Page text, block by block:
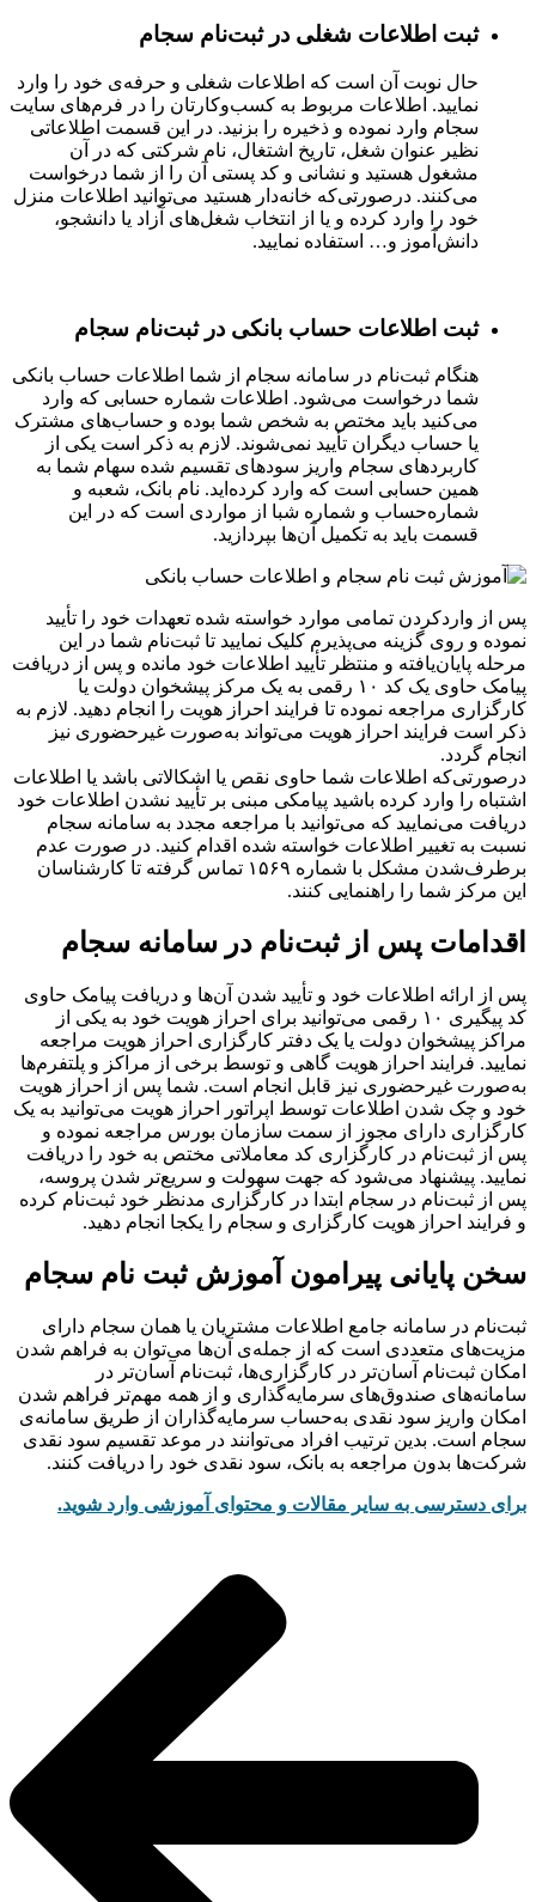
ثبت اطلاعات شغلی در ثبت‌نام سجام
حال نوبت آن است که اطلاعات شغلی و حرفه‌‌‌‌‌‌‌‌‌‌‌‌‌‌‌‌‌‌‌‌‌‌‌‌‌‌‌‌‌‌‌‌‌‌‌‌‌‌‌‌‌‌ی خود را وارد
نمایید. اطلاعات مربوط به کسب‌وکارتان را در فرم‌های سایت
سجام وارد نموده و ذخیره را بزنید. در این قسمت اطلاعاتی
نظیر عنوان شغل، تاریخ اشتغال، نام شرکتی که در آن
مشغول هستید و نشانی و کد پستی آن را از شما درخواست
می‌کنند. درصورتی‌که خانه‌دار هستید می‌توانید اطلاعات منزل
خود را وارد کرده و یا از انتخاب شغل‌های آزاد یا دانشجو،
دانش‌‌‌‌‌‌‌‌‌‌‌‌‌‌‌‌‌‌‌‌‌‌‌‌‌‌‌‌‌‌‌‌‌‌‌‌‌‌‌‌‌‌آموز و… استفاده نمایید.
ثبت اطلاعات حساب بانکی در ثبت‌نام سجام
هنگام ثبت‌نام در سامانه سجام از شما اطلاعات حساب بانکی
شما درخواست می‌شود. اطلاعات شماره حسابی که وارد
می‌کنید باید مختص به شخص شما بوده و حساب‌های مشترک
یا حساب دیگران تأیید نمی‌‌‌‌‌‌‌‌‌‌‌‌‌‌‌‌‌‌‌‌‌‌‌‌‌‌‌‌‌‌‌‌‌‌‌‌‌‌‌‌‌‌شوند. لازم به ذکر است یکی از
کاربردهای سجام واریز سودهای تقسیم شده سهام شما به
همین حسابی است که وارد کرده‌اید. نام بانک، شعبه و
شماره‌حساب و شماره شبا از مواردی است که در این
قسمت باید به تکمیل آن‌ها بپردازید.
پس از واردکردن تمامی موارد خواسته شده تعهدات خود را تأیید
نموده و روی گزینه می‌پذیرم کلیک نمایید تا ثبت‌نام شما در این
مرحله پایان‌یافته و منتظر تأیید اطلاعات خود مانده و پس از دریافت
پیامک حاوی یک کد ۱۰ رقمی به یک مرکز پیشخوان دولت یا
کارگزاری مراجعه نموده تا فرایند احراز هویت را انجام دهید. لازم به
ذکر است فرایند احراز هویت می‌تواند به‌صورت غیرحضوری نیز
انجام گردد.
درصورتی‌که اطلاعات شما حاوی نقص یا اشکالاتی باشد یا اطلاعات
اشتباه را وارد کرده باشید پیامکی مبنی بر تأیید نشدن اطلاعات خود
دریافت می‌نمایید که می‌توانید با مراجعه مجدد به سامانه سجام
نسبت به تغییر اطلاعات خواسته شده اقدام کنید. در صورت عدم
برطرف‌شدن مشکل با شماره ۱۵۶۹ تماس گرفته تا کارشناسان
این مرکز شما را راهنمایی کنند.
اقدامات پس از ثبت‌نام در سامانه سجام
پس از ارائه اطلاعات خود و تأیید شدن آن‌ها و دریافت پیامک حاوی
کد پیگیری ۱۰ رقمی می‌‌‌‌‌‌‌‌‌‌‌‌‌‌‌‌‌‌‌‌‌‌‌‌‌‌‌‌‌‌‌‌‌‌‌‌‌‌‌‌‌‌توانید برای احراز هویت خود به یکی از
مراکز پیشخوان دولت یا یک دفتر کارگزاری احراز هویت مراجعه
نمایید. فرایند احراز هویت گاهی و توسط برخی از مراکز و پلتفرم‌‌‌‌‌‌‌‌‌‌‌‌‌‌‌‌‌‌‌‌‌‌‌‌‌‌‌‌‌‌‌‌‌‌‌‌‌‌‌‌‌‌ها
به‌صورت غیرحضوری نیز قابل انجام است. شما پس از احراز هویت
خود و چک شدن اطلاعات توسط اپراتور احراز هویت می‌توانید به یک
کارگزاری دارای مجوز از سمت سازمان بورس مراجعه نموده و
پس از ثبت‌نام در کارگزاری کد معاملاتی مختص به خود را دریافت
نمایید. پیشنهاد می‌شود که جهت سهولت و سریع‌تر شدن پروسه،
پس از ثبت‌نام در سجام ابتدا در کارگزاری مدنظر خود ثبت‌نام کرده
و فرایند احراز هویت کارگزاری و سجام را یکجا انجام دهید.
سخن پایانی پیرامون آموزش ثبت نام سجام
ثبت‌نام در سامانه جامع اطلاعات مشتریان یا همان سجام دارای
مزیت‌‌‌‌‌‌‌‌‌‌‌‌‌‌‌‌‌‌‌‌‌‌‌‌‌‌‌‌‌‌‌‌‌‌‌‌‌‌‌‌‌‌های متعددی است که از جمله‌‌‌‌‌‌‌‌‌‌‌‌‌‌‌‌‌‌‌‌‌‌‌‌‌‌‌‌‌‌‌‌‌‌‌‌‌‌‌‌‌‌ی آن‌‌‌‌‌‌‌‌‌‌‌‌‌‌‌‌‌‌‌‌‌‌‌‌‌‌‌‌‌‌‌‌‌‌‌‌‌‌‌‌‌‌ها می‌‌‌‌‌‌‌‌‌‌‌‌‌‌‌‌‌‌‌‌‌‌‌‌‌‌‌‌‌‌‌‌‌‌‌‌‌‌‌‌‌‌توان به فراهم شدن
امکان ثبت‌نام آسان‌‌‌‌‌‌‌‌‌‌‌‌‌‌‌‌‌‌‌‌‌‌‌‌‌‌‌‌‌‌‌‌‌‌‌‌‌‌‌‌‌‌تر در کارگزاری‌‌‌‌‌‌‌‌‌‌‌‌‌‌‌‌‌‌‌‌‌‌‌‌‌‌‌‌‌‌‌‌‌‌‌‌‌‌‌‌‌‌ها، ثبت‌‌‌‌‌‌‌‌‌‌‌‌‌‌‌‌‌‌‌‌‌‌‌‌‌‌‌‌‌‌‌‌‌‌‌‌‌‌‌‌‌‌نام آسان‌‌‌‌‌‌‌‌‌‌‌‌‌‌‌‌‌‌‌‌‌‌‌‌‌‌‌‌‌‌‌‌‌‌‌‌‌‌‌‌‌‌تر در
سامانه‌‌‌‌‌‌‌‌‌‌‌‌‌‌‌‌‌‌‌‌‌‌‌‌‌‌‌‌‌‌‌‌‌‌‌‌‌‌‌‌‌‌های صندوق‌‌‌‌‌‌‌‌‌‌‌‌‌‌‌‌‌‌‌‌‌‌‌‌‌‌‌‌‌‌‌‌‌‌‌‌‌‌‌‌‌‌های سرمایه‌‌‌‌‌‌‌‌‌‌‌‌‌‌‌‌‌‌‌‌‌‌‌‌‌‌‌‌‌‌‌‌‌‌‌‌‌‌‌‌‌‌گذاری و از همه مهم‌‌‌‌‌‌‌‌‌‌‌‌‌‌‌‌‌‌‌‌‌‌‌‌‌‌‌‌‌‌‌‌‌‌‌‌‌‌‌‌‌‌تر فراهم شدن
امکان واریز سود نقدی به‌حساب سرمایه‌‌‌‌‌‌‌‌‌‌‌‌‌‌‌‌‌‌‌‌‌‌‌‌‌‌‌‌‌‌‌‌‌‌‌‌‌‌‌‌‌‌گذاران از طریق سامانه‌‌‌‌‌‌‌‌‌‌‌‌‌‌‌‌‌‌‌‌‌‌‌‌‌‌‌‌‌‌‌‌‌‌‌‌‌‌‌‌‌‌ی
سجام است. بدین ترتیب افراد می‌‌‌‌‌‌‌‌‌‌‌‌‌‌‌‌‌‌‌‌‌‌‌‌‌‌‌‌‌‌‌‌‌‌‌‌‌‌‌‌‌‌توانند در موعد تقسیم سود نقدی
شرکت‌‌‌‌‌‌‌‌‌‌‌‌‌‌‌‌‌‌‌‌‌‌‌‌‌‌‌‌‌‌‌‌‌‌‌‌‌‌‌‌‌‌ها بدون مراجعه به بانک، سود نقدی خود را دریافت کنند.
برای دسترسی به سایر مقالات و محتوای آموزشی وارد شوید.